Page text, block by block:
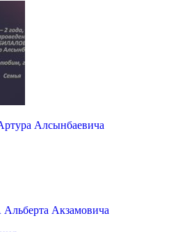
Алсынбаевича
Акзамовича